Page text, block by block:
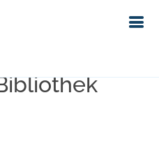
im Bestand